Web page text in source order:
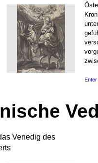
Enter
Venedig des